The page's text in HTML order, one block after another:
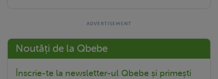
Noutăți de la Qbebe
Înscrie-te la newsletter-ul Qbebe și primești